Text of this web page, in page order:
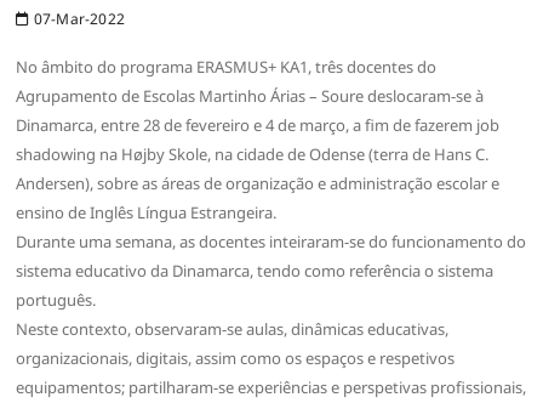
07-Mar-2022
No âmbito do programa ERASMUS+ KA1, três docentes do
Agrupamento de Escolas Martinho Árias – Soure deslocaram-se à
Dinamarca, entre 28 de fevereiro e 4 de março, a fim de fazerem job
shadowing na Højby Skole, na cidade de Odense (terra de Hans C.
Andersen), sobre as áreas de organização e administração escolar e
ensino de Inglês Língua Estrangeira.
Durante uma semana, as docentes inteiraram-se do funcionamento do
sistema educativo da Dinamarca, tendo como referência o sistema
português.
Neste contexto, observaram-se aulas, dinâmicas educativas,
organizacionais, digitais, assim como os espaços e respetivos
equipamentos; partilharam-se experiências e perspetivas profissionais,